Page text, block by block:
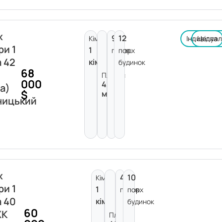
1
42
68
000
$
Кімнат:
1
кімната
Площа:
42
м²
9
поверх
12
пов.
будинок
Цегла
1
40
60
Кімнат:
1
кімната
Площа:
4
поверх
10
пов.
будинок